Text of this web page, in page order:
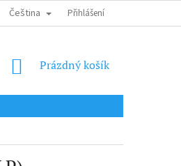
SHIPPING OBCHODNÍ PODMÍNKY
Čeština Přihlášení
NÁKUPNÍ
Prázdný košík